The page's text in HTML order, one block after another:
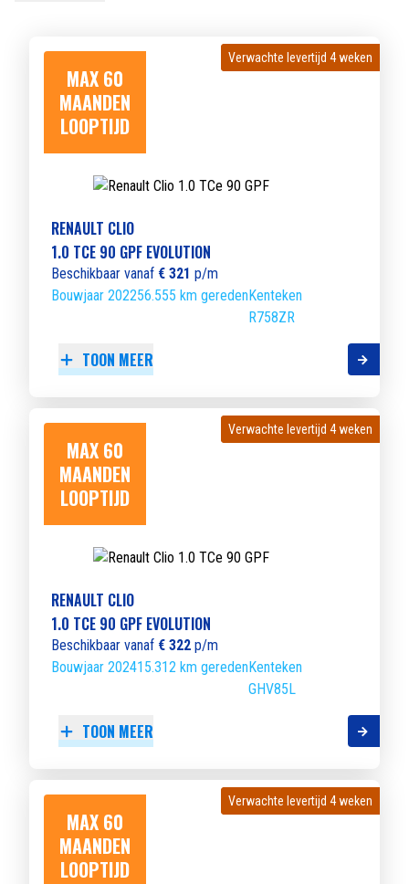
MAX 60
MAANDEN
LOOPTIJD
Verwachte levertijd 4 weken
Verwachte levertijd 4 weken
RENAULT CLIO
1.0 TCE 90 GPF EVOLUTION
Beschikbaar vanaf € 321 p/m
Bouwjaar 202256.555 km geredenKenteken
R758ZR
TOON MEER
MAX 60
MAANDEN
LOOPTIJD
Verwachte levertijd 4 weken
Verwachte levertijd 4 weken
RENAULT CLIO
1.0 TCE 90 GPF EVOLUTION
Beschikbaar vanaf € 322 p/m
Bouwjaar 202415.312 km geredenKenteken
GHV85L
TOON MEER
MAX 60
MAANDEN
LOOPTIJD
Verwachte levertijd 4 weken
Verwachte levertijd 4 weken